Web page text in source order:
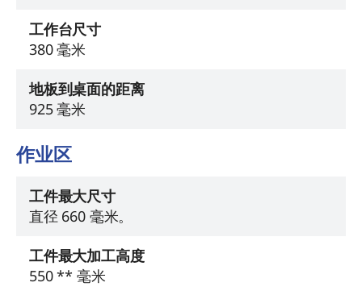
工作台尺寸
380 毫米
地板到桌面的距离
925 毫米
作业区
工件最大尺寸
直径 660 毫米。
工件最大加工高度
550 ** 毫米